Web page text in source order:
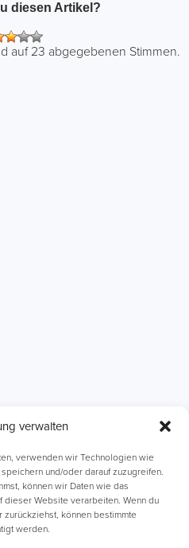
verwalten
verwenden wir Technologien wie
und/oder darauf zuzugreifen.
können wir Daten wie das
dieser Website verarbeiten. Wenn du
können bestimmte
werden.
diesen Artikel?
auf 23 abgegebenen Stimmen.
Online-Kurse
Lernhefte